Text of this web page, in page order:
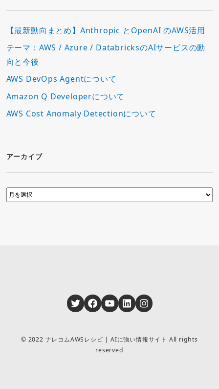
【最新動向まとめ】Anthropic とOpenAI のAWS活用
テーマ：AWS / Azure / DatabricksのAIサービスの動
向と今後
AWS DevOps Agentについて
Amazon Q Developerについて
AWS Cost Anomaly Detectionについて
アーカイブ
Twitter Facebook YouTube LinkedIn Instagram
© 2022 ナレコムAWSレシピ | AIに強い情報サイト All rights
reserved